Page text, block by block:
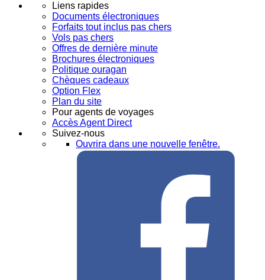
Liens rapides
Documents électroniques
Forfaits tout inclus pas chers
Vols pas chers
Offres de dernière minute
Brochures électroniques
Politique ouragan
Chèques cadeaux
Option Flex
Plan du site
Pour agents de voyages
Accès Agent Direct
Suivez-nous
Ouvrira dans une nouvelle fenêtre.